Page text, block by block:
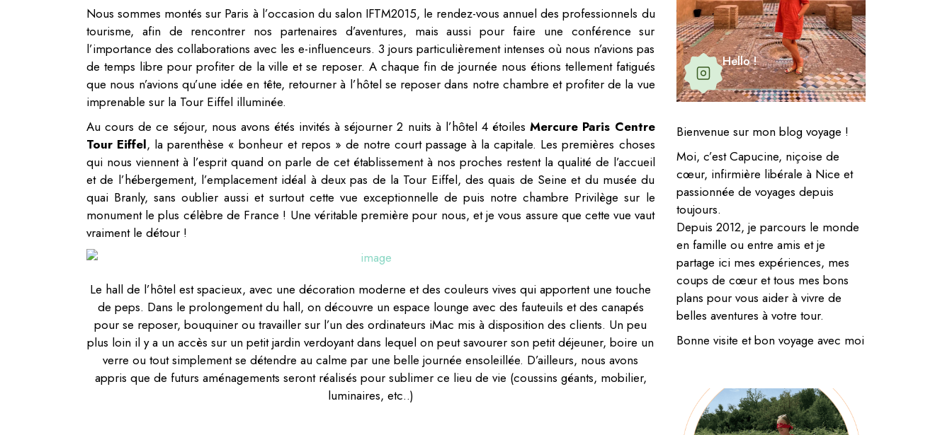
Nous sommes montés sur Paris à l’occasion du salon IFTM2015, le rendez-vous annuel des professionnels du
tourisme, afin de rencontrer nos partenaires d’aventures, mais aussi pour faire une conférence sur
l’importance des collaborations avec les e-influenceurs. 3 jours particulièrement intenses où nous n’avions pas
de temps libre pour profiter de la ville et se reposer. A chaque fin de journée nous étions tellement fatigués
que nous n’avions qu’une idée en tête, retourner à l’hôtel se reposer dans notre chambre et profiter de la vue
imprenable sur la Tour Eiffel illuminée.
Au cours de ce séjour, nous avons étés invités à séjourner 2 nuits à l’hôtel 4 étoilesMercure Paris Centre
Tour Eiffel, la parenthèse « bonheur et repos » de notre court passage à la capitale. Les premières choses
qui nous viennent à l’esprit quand on parle de cet établissement à nos proches restent la qualité de l’accueil
et de l’hébergement, l’emplacement idéal à deux pas de la Tour Eiffel, des quais de Seine et du musée du
quai Branly, sans oublier aussi et surtout cette vue exceptionnelle de puis notre chambre Privilège sur le
monument le plus célèbre de France ! Une véritable première pour nous, et je vous assure que cette vue vaut
vraiment le détour !
Le hall de l’hôtel est spacieux, avec une décoration moderne et des couleurs vives qui apportent une touche
de peps. Dans le prolongement du hall, on découvre un espace lounge avec des fauteuils et des canapés
pour se reposer, bouquiner ou travailler sur l’un des ordinateurs iMac mis à disposition des clients. Un peu
plus loin il y a un accès sur un petit jardin verdoyant dans lequel on peut savourer son petit déjeuner, boire un
verre ou tout simplement se détendre au calme par une belle journée ensoleillée. D’ailleurs, nous avons
appris que de futurs aménagements seront réalisés pour sublimer ce lieu de vie (coussins géants, mobilier,
luminaires, etc..)
Hello !
Bienvenue sur mon blog voyage !
Moi, c’est Capucine, niçoise de
cœur, infirmière libérale à Nice et
passionnée de voyages depuis
toujours.
Depuis 2012, je parcours le monde
en famille ou entre amis et je
partage ici mes expériences, mes
coups de cœur et tous mes bons
plans pour vous aider à vivre de
belles aventures à votre tour.
Bonne visite et bon voyage avec moi